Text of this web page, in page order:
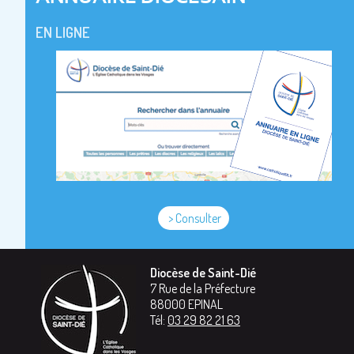
EN LIGNE
> Consulter
Diocèse de Saint-Dié
7 Rue de la Préfecture
88000 EPINAL
Tél: 03 29 82 21 63